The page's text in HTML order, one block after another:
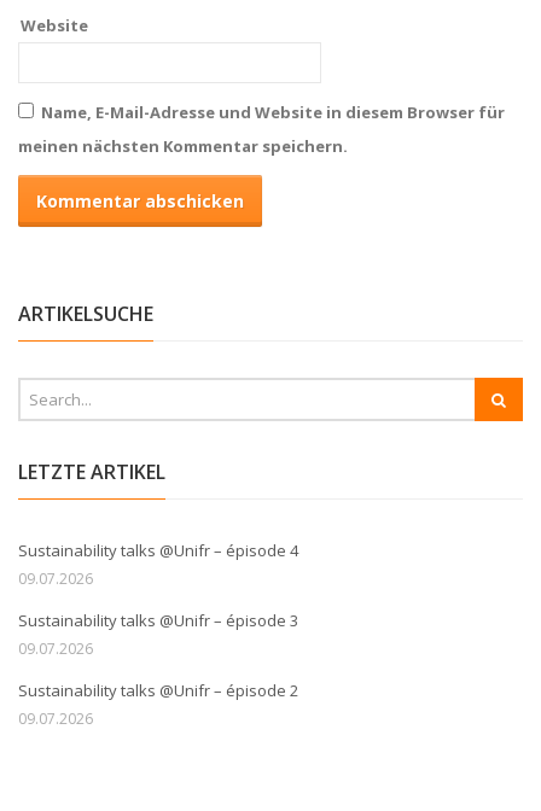
Website
Name, E-Mail-Adresse und Website in diesem Browser für
meinen nächsten Kommentar speichern.
ARTIKELSUCHE
LETZTE ARTIKEL
Sustainability talks @Unifr – épisode 4
09.07.2026
Sustainability talks @Unifr – épisode 3
09.07.2026
Sustainability talks @Unifr – épisode 2
09.07.2026